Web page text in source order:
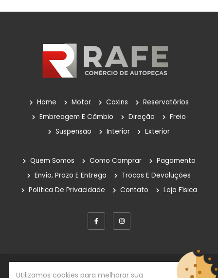
Home Motor Coxins
Reservatórios
Embreagem E Câmbio
Direção
Freio
Suspensão
Interior Exterior
Quem Somos Como Comprar
Pagamento
Envio, Prazo E Entrega
Trocas E Devoluções
Política De Privacidade
Contato Loja Física
© Copyright 2026Rafe Auto PeçasTodos os direitos
Utilizamos cookies para melhorar sua